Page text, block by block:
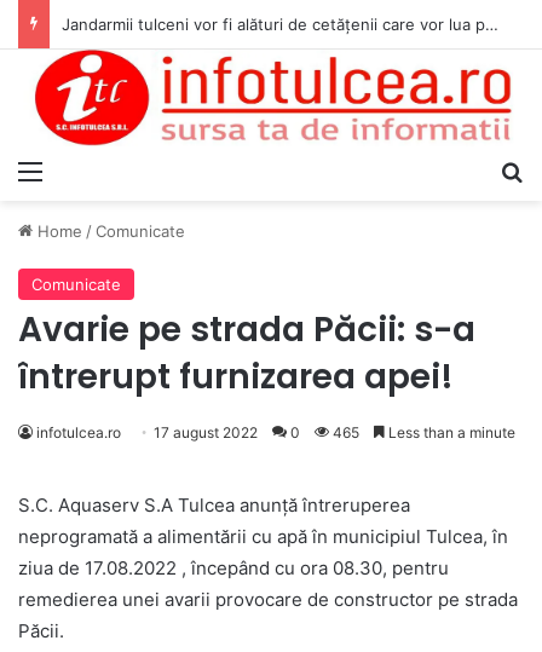
Jandarmii tulceni vor fi alături de cetățenii care vor lua parte la Festivalul Folk Țestos
Home /Comunicate
Comunicate
Avarie pe strada Păcii: s-a
întrerupt furnizarea apei!
infotulcea.ro 17 august 2022 0 465 Less than a minute
S.C. Aquaserv S.A Tulcea anunță întreruperea
neprogramată a alimentării cu apă în municipiul Tulcea, în
ziua de 17.08.2022 , începând cu ora 08.30, pentru
remedierea unei avarii provocare de constructor pe strada
Păcii.